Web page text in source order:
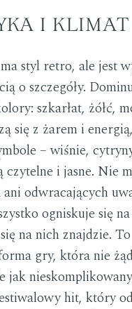
I KLIMAT
styl retro, ale jest
o szczegóły.
szkarłat, żółć,
się z żarem i
– wiśnie,
czytelne i jasne. Nie
odwracających
ogniskuje się
na nich znajdzie. To
gry, która nie
jak
hit, który